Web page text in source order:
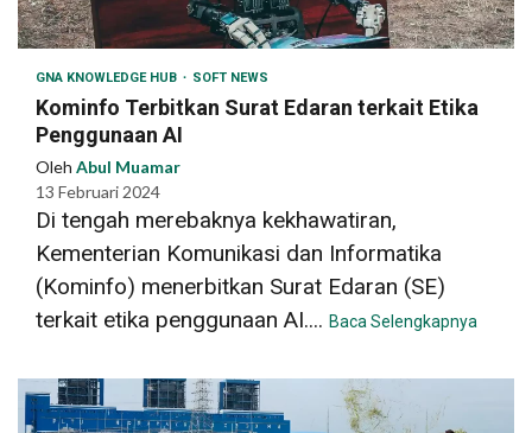
GNA KNOWLEDGE HUB SOFT NEWS
Kominfo Terbitkan Surat Edaran terkait Etika
Penggunaan AI
Oleh Abul Muamar
13 Februari 2024
Di tengah merebaknya kekhawatiran,
Kementerian Komunikasi dan Informatika
(Kominfo) menerbitkan Surat Edaran (SE)
terkait etika penggunaan AI.... Baca Selengkapnya